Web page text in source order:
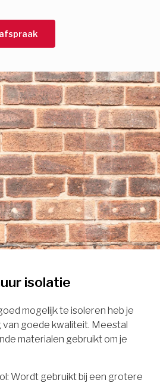
isolatie
mogelijk te isoleren heb je
van goede kwaliteit. Meestal
materialen gebruikt om je
Wordt gebruikt bij een grotere